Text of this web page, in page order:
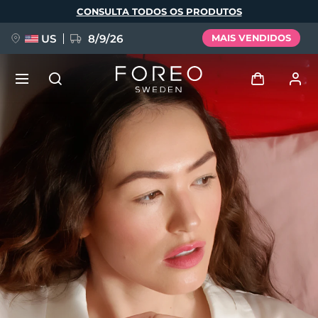
principal
CONSULTA TODOS OS PRODUTOS
US 8/9/26 MAIS VENDIDOS
Entrar
Perfil de usuário
Meus aparelhos
Meus pedidos
Meus endereços
As minhas subscrições
NOVIDADE
FAQ™ Pure Beauty-Tech Elixir
BREAKING NEWS
issa™ Teeth Whitening Set
Idioma
English Deutsch
Español
Français
Português
Polski
Svenska
Русский
Türkçe
简体中文 繁體中文